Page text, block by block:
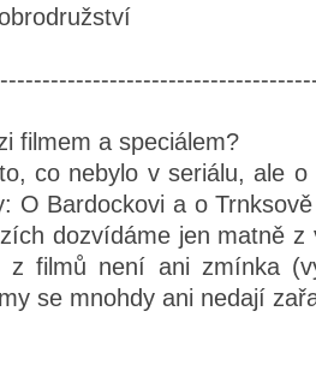
filmem a speciálem?
co nebylo v seriálu, ale
O Bardockovi a o
dozvídáme jen matně z
z filmů není ani zmínka
se mnohdy ani nedají